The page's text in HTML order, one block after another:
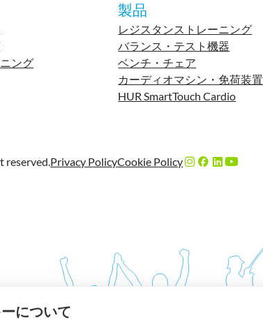
について
ング
製品
レジスタンストレーニング
バランス・テスト機器
ベンチ・チェア
カーディオマシン・免荷装置
HUR SmartTouch Cardio
reserved.Privacy PolicyCookie Policy